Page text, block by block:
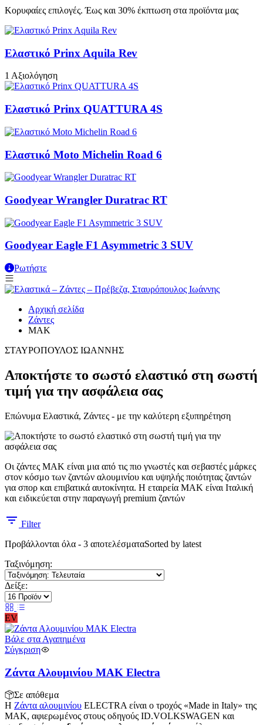
Κορυφαίες επιλογές. Έως και 30% έκπτωση στα προϊόντα μας
Ελαστικό Prinx Aquila Rev
1 Αξιολόγηση
Ελαστικό Prinx QUATTURA 4S
Ελαστικό Moto Michelin Road 6
Goodyear Wrangler Duratrac RT
Goodyear Eagle F1 Asymmetric 3 SUV
Ρωτήστε
Αρχική σελίδα
Ζάντες
MAK
ΣΤΑΥΡΟΠΟΥΛΟΣ ΙΩΑΝΝΗΣ
Αποκτήστε το σωστό ελαστικό στη σωστή
τιμή για την ασφάλεια σας
Επώνυμα Ελαστικά, Ζάντες - με την καλύτερη εξυπηρέτηση
Οι ζάντες MAK είναι μια από τις πιο γνωστές και σεβαστές μάρκες
στον κόσμο των ζαντών αλουμινίου και υψηλής ποιότητας ζαντών
για σπορ και επιβατικά αυτοκίνητα. Η εταιρεία MAK είναι Ιταλική
και ειδικεύεται στην παραγωγή premium ζαντών
Filter
Προβάλλονται όλα - 3 αποτελέσματαSorted by latest
Ταξινόμηση:
Δείξε:
EV
Βάλε στα Αγαπημένα
Σύγκριση
Ζάντα Αλουμινίου MAK Electra
Σε απόθεμα
Η Ζάντα αλουμινίου ELECTRA είναι ο τροχός «Made in Italy» της
MAK, αφιερωμένος στους οδηγούς ID.VOLKSWAGEN και